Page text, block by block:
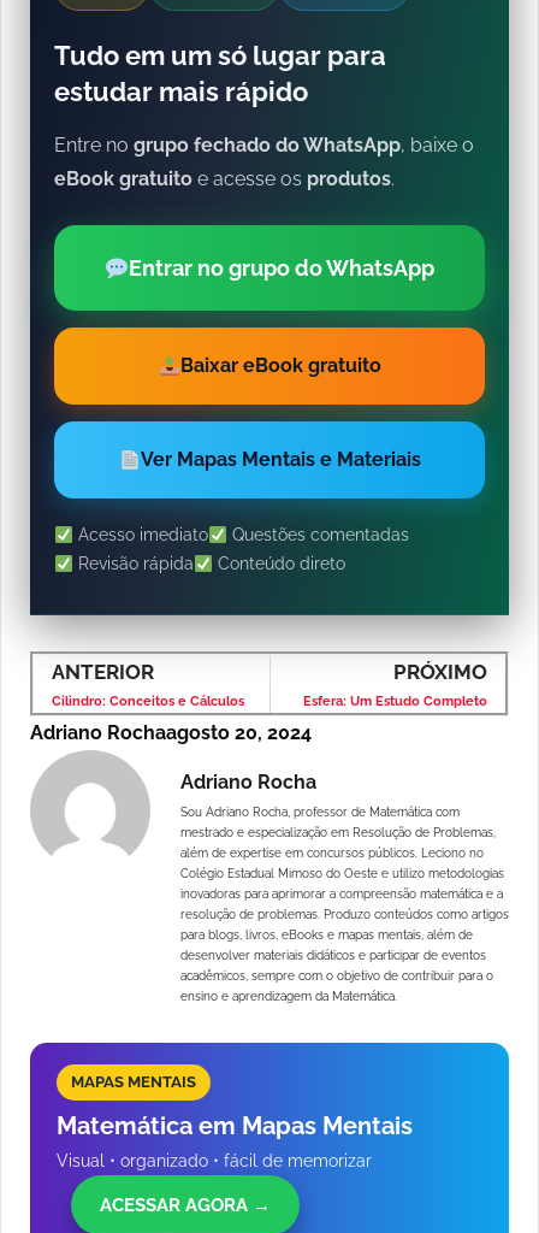
Tudo em um só lugar para
estudar mais rápido
Entre no grupo fechado do WhatsApp, baixe o
eBook gratuito e acesse os produtos.
Entrar no grupo do WhatsApp
Baixar eBook gratuito
Ver Mapas Mentais e Materiais
Acesso imediato
Questões comentadas
Revisão rápida
Conteúdo direto
ANTERIOR
Cilindro: Conceitos e Cálculos
PRÓXIMO
Esfera: Um Estudo Completo
Adriano Rochaagosto 20, 2024
Adriano Rocha
Sou Adriano Rocha, professor de Matemática com
mestrado e especialização em Resolução de Problemas,
além de expertise em concursos públicos. Leciono no
Colégio Estadual Mimoso do Oeste e utilizo metodologias
inovadoras para aprimorar a compreensão matemática e a
resolução de problemas. Produzo conteúdos como artigos
para blogs, livros, eBooks e mapas mentais, além de
desenvolver materiais didáticos e participar de eventos
acadêmicos, sempre com o objetivo de contribuir para o
ensino e aprendizagem da Matemática.
MAPAS MENTAIS
Matemática em Mapas Mentais
Visual • organizado • fácil de memorizar
ACESSAR AGORA →